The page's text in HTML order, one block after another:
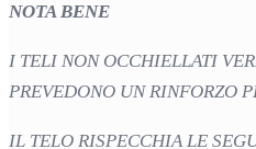
NOTA BENE
I TELI NON OCCHIELLATI
PREVEDONO UN RINFORZO
IL TELO RISPECCHIA LE